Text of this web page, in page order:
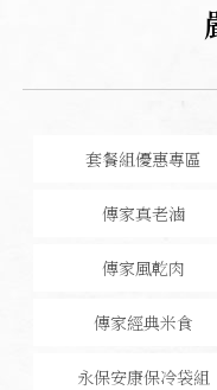
套餐組優惠專區
傳家真老滷
傳家風乾肉
傳家經典米食
永保安康保冷袋組